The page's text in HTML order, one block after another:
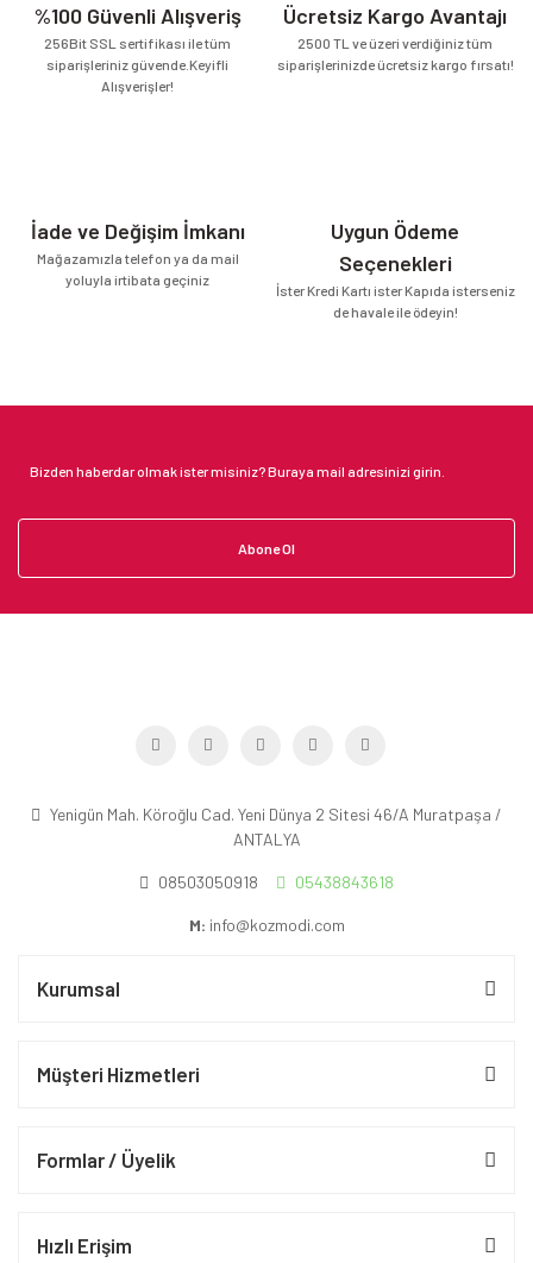
%100 Güvenli Alışveriş
256Bit SSL sertifikası ile tüm
siparişleriniz güvende.Keyifli
Alışverişler!
Ücretsiz Kargo Avantajı
2500 TL ve üzeri verdiğiniz tüm
siparişlerinizde ücretsiz kargo fırsatı!
İade ve Değişim İmkanı
Mağazamızla telefon ya da mail
yoluyla irtibata geçiniz
Uygun Ödeme
Seçenekleri
İster Kredi Kartı ister Kapıda isterseniz
de havale ile ödeyin!
Abone Ol
Yenigün Mah. Köroğlu Cad. Yeni Dünya 2 Sitesi 46/A Muratpaşa /
ANTALYA
08503050918 05438843618
M: info@kozmodi.com
Kurumsal
Müşteri Hizmetleri
Formlar / Üyelik
Hızlı Erişim